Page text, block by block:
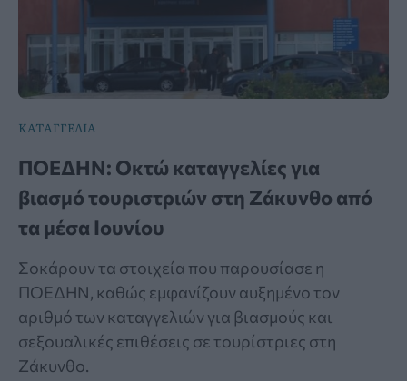
ΚΑΤΑΓΓΕΛΙΑ
ΠΟΕΔΗΝ: Οκτώ καταγγελίες για
βιασμό τουριστριών στη Ζάκυνθο από
τα μέσα Ιουνίου
Σοκάρουν τα στοιχεία που παρουσίασε η
ΠΟΕΔΗΝ, καθώς εμφανίζουν αυξημένο τον
αριθμό των καταγγελιών για βιασμούς και
σεξουαλικές επιθέσεις σε τουρίστριες στη
Ζάκυνθο.